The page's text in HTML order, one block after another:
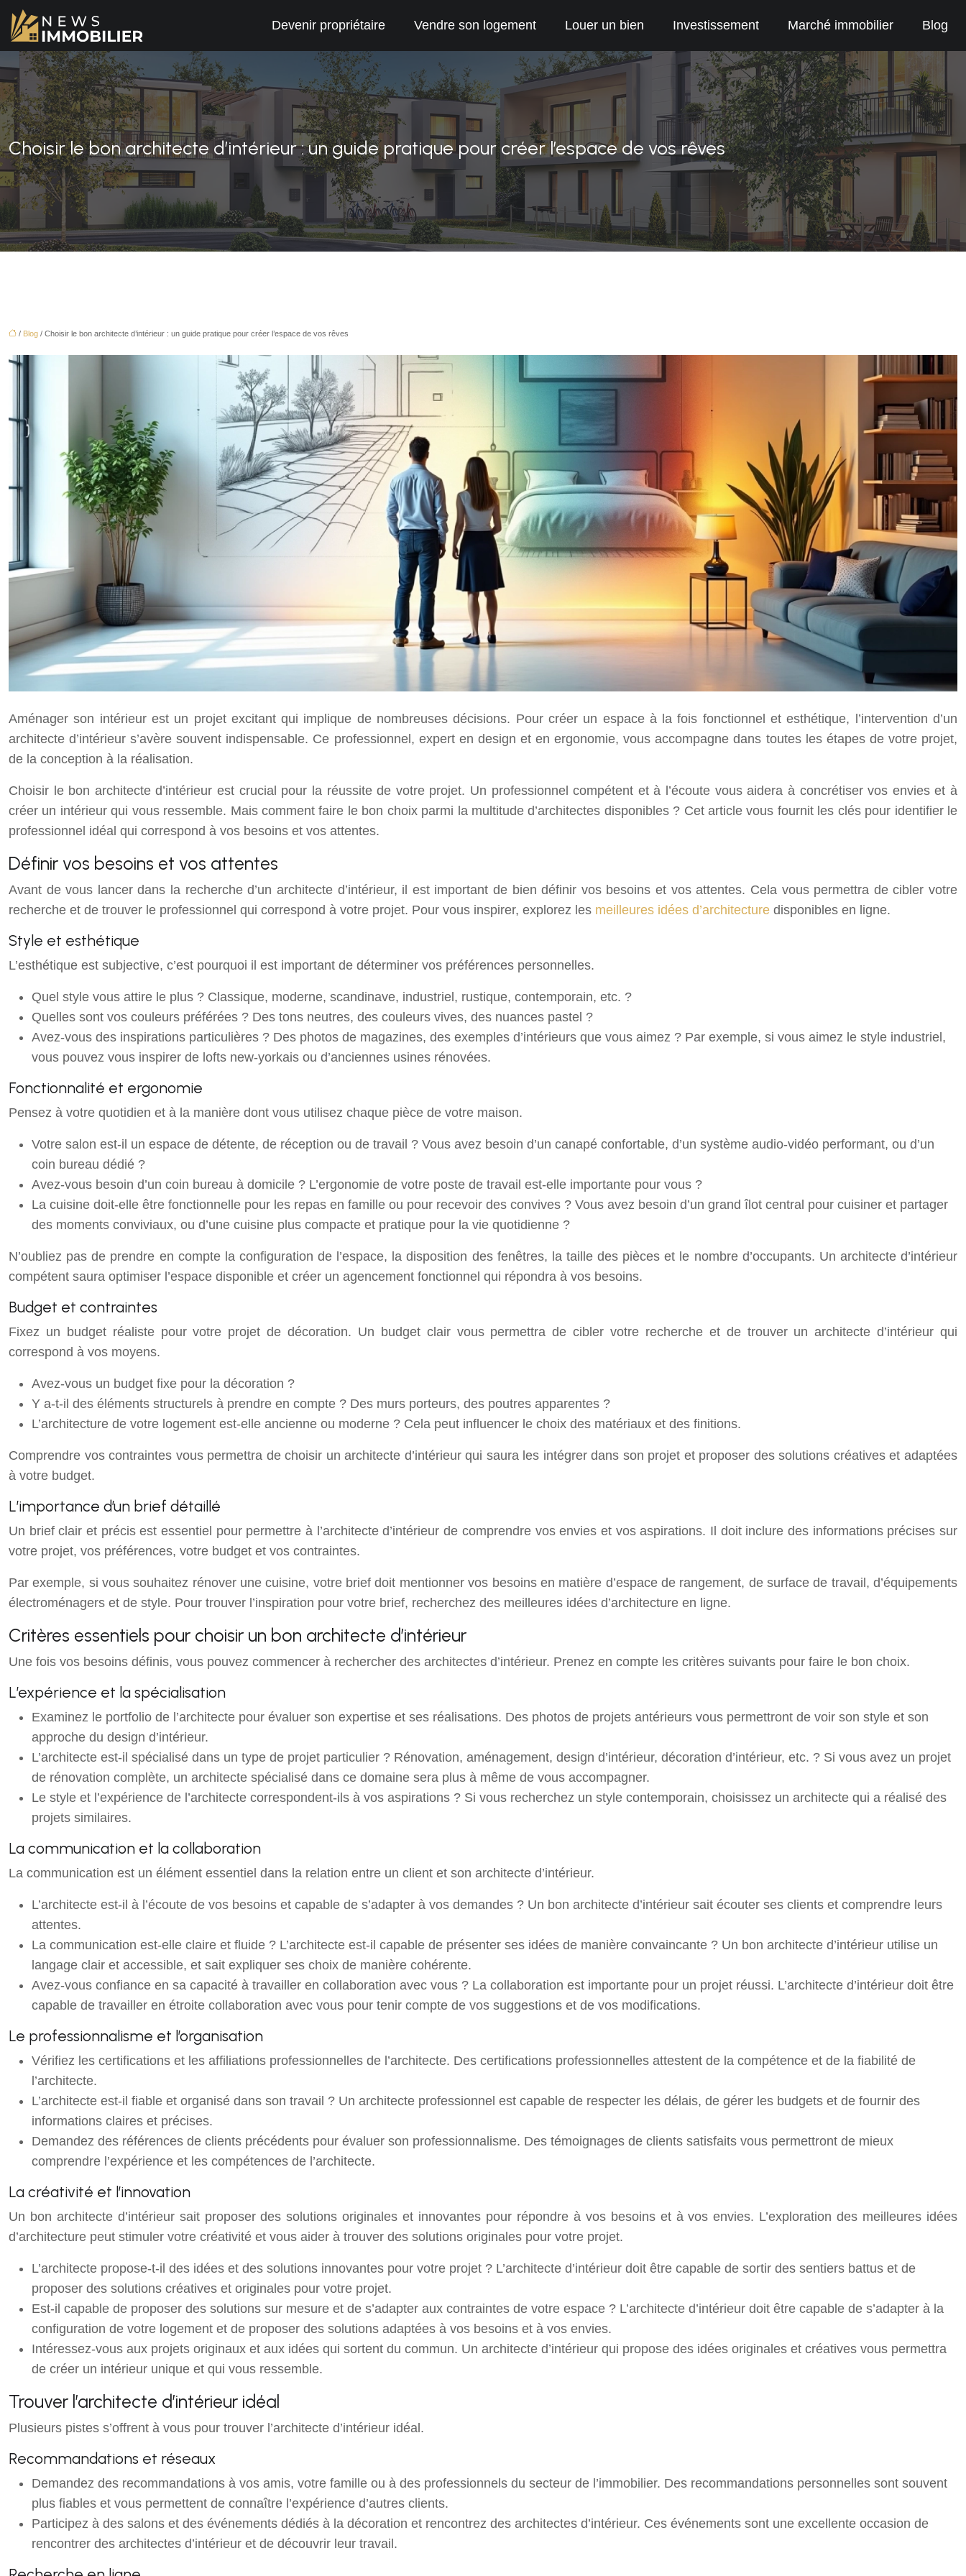
Devenir propriétaire Vendre son logement Louer un bien Investissement Marché immobilier Blog
Choisir le bon architecte d’intérieur : un guide pratique pour créer l’espace de vos rêves
/ Blog / Choisir le bon architecte d’intérieur : un guide pratique pour créer l’espace de vos rêves
Aménager son intérieur est un projet excitant qui implique de nombreuses décisions. Pour créer un espace à la fois fonctionnel et esthétique, l’intervention d’un
architecte d’intérieur s’avère souvent indispensable. Ce professionnel, expert en design et en ergonomie, vous accompagne dans toutes les étapes de votre projet,
de la conception à la réalisation.
Choisir le bon architecte d’intérieur est crucial pour la réussite de votre projet. Un professionnel compétent et à l’écoute vous aidera à concrétiser vos envies et à
créer un intérieur qui vous ressemble. Mais comment faire le bon choix parmi la multitude d’architectes disponibles ? Cet article vous fournit les clés pour identifier le
professionnel idéal qui correspond à vos besoins et vos attentes.
Définir vos besoins et vos attentes
Avant de vous lancer dans la recherche d’un architecte d’intérieur, il est important de bien définir vos besoins et vos attentes. Cela vous permettra de cibler votre
recherche et de trouver le professionnel qui correspond à votre projet. Pour vous inspirer, explorez les meilleures idées d’architecture disponibles en ligne.
Style et esthétique
L’esthétique est subjective, c’est pourquoi il est important de déterminer vos préférences personnelles.
Quel style vous attire le plus ? Classique, moderne, scandinave, industriel, rustique, contemporain, etc. ?
Quelles sont vos couleurs préférées ? Des tons neutres, des couleurs vives, des nuances pastel ?
Avez-vous des inspirations particulières ? Des photos de magazines, des exemples d’intérieurs que vous aimez ? Par exemple, si vous aimez le style industriel,
vous pouvez vous inspirer de lofts new-yorkais ou d’anciennes usines rénovées.
Fonctionnalité et ergonomie
Pensez à votre quotidien et à la manière dont vous utilisez chaque pièce de votre maison.
Votre salon est-il un espace de détente, de réception ou de travail ? Vous avez besoin d’un canapé confortable, d’un système audio-vidéo performant, ou d’un
coin bureau dédié ?
Avez-vous besoin d’un coin bureau à domicile ? L’ergonomie de votre poste de travail est-elle importante pour vous ?
La cuisine doit-elle être fonctionnelle pour les repas en famille ou pour recevoir des convives ? Vous avez besoin d’un grand îlot central pour cuisiner et partager
des moments conviviaux, ou d’une cuisine plus compacte et pratique pour la vie quotidienne ?
N’oubliez pas de prendre en compte la configuration de l’espace, la disposition des fenêtres, la taille des pièces et le nombre d’occupants. Un architecte d’intérieur
compétent saura optimiser l’espace disponible et créer un agencement fonctionnel qui répondra à vos besoins.
Budget et contraintes
Fixez un budget réaliste pour votre projet de décoration. Un budget clair vous permettra de cibler votre recherche et de trouver un architecte d’intérieur qui
correspond à vos moyens.
Avez-vous un budget fixe pour la décoration ?
Y a-t-il des éléments structurels à prendre en compte ? Des murs porteurs, des poutres apparentes ?
L’architecture de votre logement est-elle ancienne ou moderne ? Cela peut influencer le choix des matériaux et des finitions.
Comprendre vos contraintes vous permettra de choisir un architecte d’intérieur qui saura les intégrer dans son projet et proposer des solutions créatives et adaptées
à votre budget.
L’importance d’un brief détaillé
Un brief clair et précis est essentiel pour permettre à l’architecte d’intérieur de comprendre vos envies et vos aspirations. Il doit inclure des informations précises sur
votre projet, vos préférences, votre budget et vos contraintes.
Par exemple, si vous souhaitez rénover une cuisine, votre brief doit mentionner vos besoins en matière d’espace de rangement, de surface de travail, d’équipements
électroménagers et de style. Pour trouver l’inspiration pour votre brief, recherchez des meilleures idées d’architecture en ligne.
Critères essentiels pour choisir un bon architecte d’intérieur
Une fois vos besoins définis, vous pouvez commencer à rechercher des architectes d’intérieur. Prenez en compte les critères suivants pour faire le bon choix.
L’expérience et la spécialisation
Examinez le portfolio de l’architecte pour évaluer son expertise et ses réalisations. Des photos de projets antérieurs vous permettront de voir son style et son
approche du design d’intérieur.
L’architecte est-il spécialisé dans un type de projet particulier ? Rénovation, aménagement, design d’intérieur, décoration d’intérieur, etc. ? Si vous avez un projet
de rénovation complète, un architecte spécialisé dans ce domaine sera plus à même de vous accompagner.
Le style et l’expérience de l’architecte correspondent-ils à vos aspirations ? Si vous recherchez un style contemporain, choisissez un architecte qui a réalisé des
projets similaires.
La communication et la collaboration
La communication est un élément essentiel dans la relation entre un client et son architecte d’intérieur.
L’architecte est-il à l’écoute de vos besoins et capable de s’adapter à vos demandes ? Un bon architecte d’intérieur sait écouter ses clients et comprendre leurs
attentes.
La communication est-elle claire et fluide ? L’architecte est-il capable de présenter ses idées de manière convaincante ? Un bon architecte d’intérieur utilise un
langage clair et accessible, et sait expliquer ses choix de manière cohérente.
Avez-vous confiance en sa capacité à travailler en collaboration avec vous ? La collaboration est importante pour un projet réussi. L’architecte d’intérieur doit être
capable de travailler en étroite collaboration avec vous pour tenir compte de vos suggestions et de vos modifications.
Le professionnalisme et l’organisation
Vérifiez les certifications et les affiliations professionnelles de l’architecte. Des certifications professionnelles attestent de la compétence et de la fiabilité de
l’architecte.
L’architecte est-il fiable et organisé dans son travail ? Un architecte professionnel est capable de respecter les délais, de gérer les budgets et de fournir des
informations claires et précises.
Demandez des références de clients précédents pour évaluer son professionnalisme. Des témoignages de clients satisfaits vous permettront de mieux
comprendre l’expérience et les compétences de l’architecte.
La créativité et l’innovation
Un bon architecte d’intérieur sait proposer des solutions originales et innovantes pour répondre à vos besoins et à vos envies. L’exploration des meilleures idées
d’architecture peut stimuler votre créativité et vous aider à trouver des solutions originales pour votre projet.
L’architecte propose-t-il des idées et des solutions innovantes pour votre projet ? L’architecte d’intérieur doit être capable de sortir des sentiers battus et de
proposer des solutions créatives et originales pour votre projet.
Est-il capable de proposer des solutions sur mesure et de s’adapter aux contraintes de votre espace ? L’architecte d’intérieur doit être capable de s’adapter à la
configuration de votre logement et de proposer des solutions adaptées à vos besoins et à vos envies.
Intéressez-vous aux projets originaux et aux idées qui sortent du commun. Un architecte d’intérieur qui propose des idées originales et créatives vous permettra
de créer un intérieur unique et qui vous ressemble.
Trouver l’architecte d’intérieur idéal
Plusieurs pistes s’offrent à vous pour trouver l’architecte d’intérieur idéal.
Recommandations et réseaux
Demandez des recommandations à vos amis, votre famille ou à des professionnels du secteur de l’immobilier. Des recommandations personnelles sont souvent
plus fiables et vous permettent de connaître l’expérience d’autres clients.
Participez à des salons et des événements dédiés à la décoration et rencontrez des architectes d’intérieur. Ces événements sont une excellente occasion de
rencontrer des architectes d’intérieur et de découvrir leur travail.